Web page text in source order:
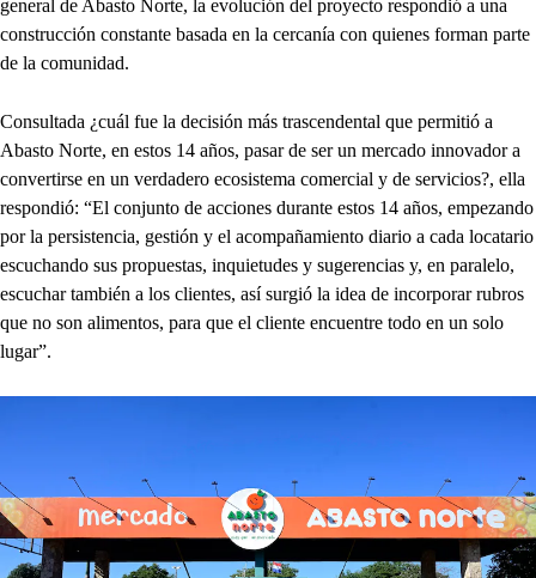
general de Abasto Norte, la evolución del proyecto respondió a una
construcción constante basada en la cercanía con quienes forman parte
de la comunidad.
Consultada ¿cuál fue la decisión más trascendental que permitió a
Abasto Norte, en estos 14 años, pasar de ser un mercado innovador a
convertirse en un verdadero ecosistema comercial y de servicios?, ella
respondió: “El conjunto de acciones durante estos 14 años, empezando
por la persistencia, gestión y el acompañamiento diario a cada locatario
escuchando sus propuestas, inquietudes y sugerencias y, en paralelo,
escuchar también a los clientes, así surgió la idea de incorporar rubros
que no son alimentos, para que el cliente encuentre todo en un solo
lugar”.